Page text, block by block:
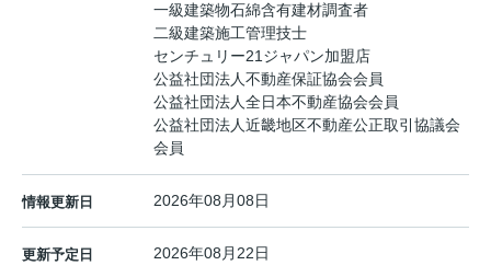
一級建築物石綿含有建材調査者
二級建築施工管理技士
センチュリー21ジャパン加盟店
公益社団法人不動産保証協会会員
公益社団法人全日本不動産協会会員
公益社団法人近畿地区不動産公正取引協議会
会員
情報更新日 2026年08月08日
更新予定日 2026年08月22日